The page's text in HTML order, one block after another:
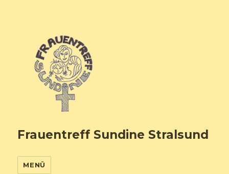
Frauentreff Sundine Stralsund
MENÜ